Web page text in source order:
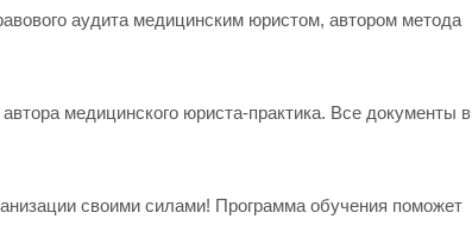
аудита медицинским юристом, автором метода
медицинского юриста-практика. Все документы в
своими силами! Программа обучения поможет